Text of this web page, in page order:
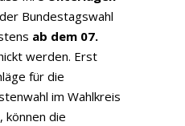
Bundestagswahl
ab dem 07.
werden. Erst
für die
im Wahlkreis
die